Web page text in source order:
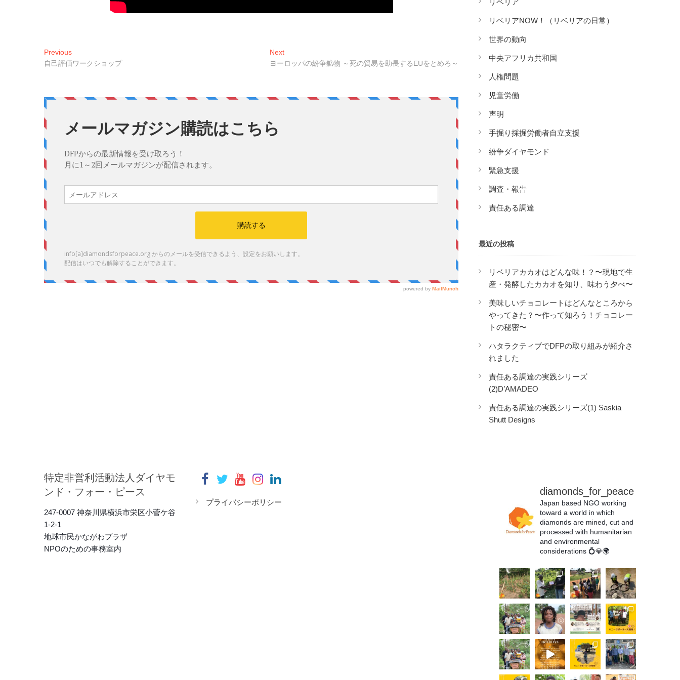
投
稿
ビ
ゲ
ー
シ
ョ
ン
PreviousPrevious
post:
自己評価ワークショップ
NextNext
post:
ヨーロッパの紛争鉱物 ～死の貿易を助長するEUをとめろ～
リベリア
リベリアNOW！（リベリアの日常）
世界の動向
中央アフリカ共和国
人権問題
児童労働
声明
手掘り採掘労働者自立支援
紛争ダイヤモンド
緊急支援
調査・報告
責任ある調達
最近の投稿
リベリアカカオはどんな味！？〜現地で生
産・発酵したカカオを知り、味わう夕べ〜
美味しいチョコレートはどんなところから
やってきた？〜作って知ろう！チョコレー
トの秘密〜
ハタラクティブでDFPの取り組みが紹介さ
れました
責任ある調達の実践シリーズ
(2)D’AMADEO
責任ある調達の実践シリーズ(1) Saskia
Shutt Designs
特定非営利活動法人ダイヤモ
ンド・フォー・ピース
247-0007 神奈川県横浜市栄区小菅ケ谷
1-2-1
地球市民かながわプラザ
NPOのための事務室内
プライバシーポリシー
diamonds_for_peace
Japan based NGO working
toward a world in which
diamonds are mined, cut and
processed with humanitarian
and environmental
considerations 💍💎🌍